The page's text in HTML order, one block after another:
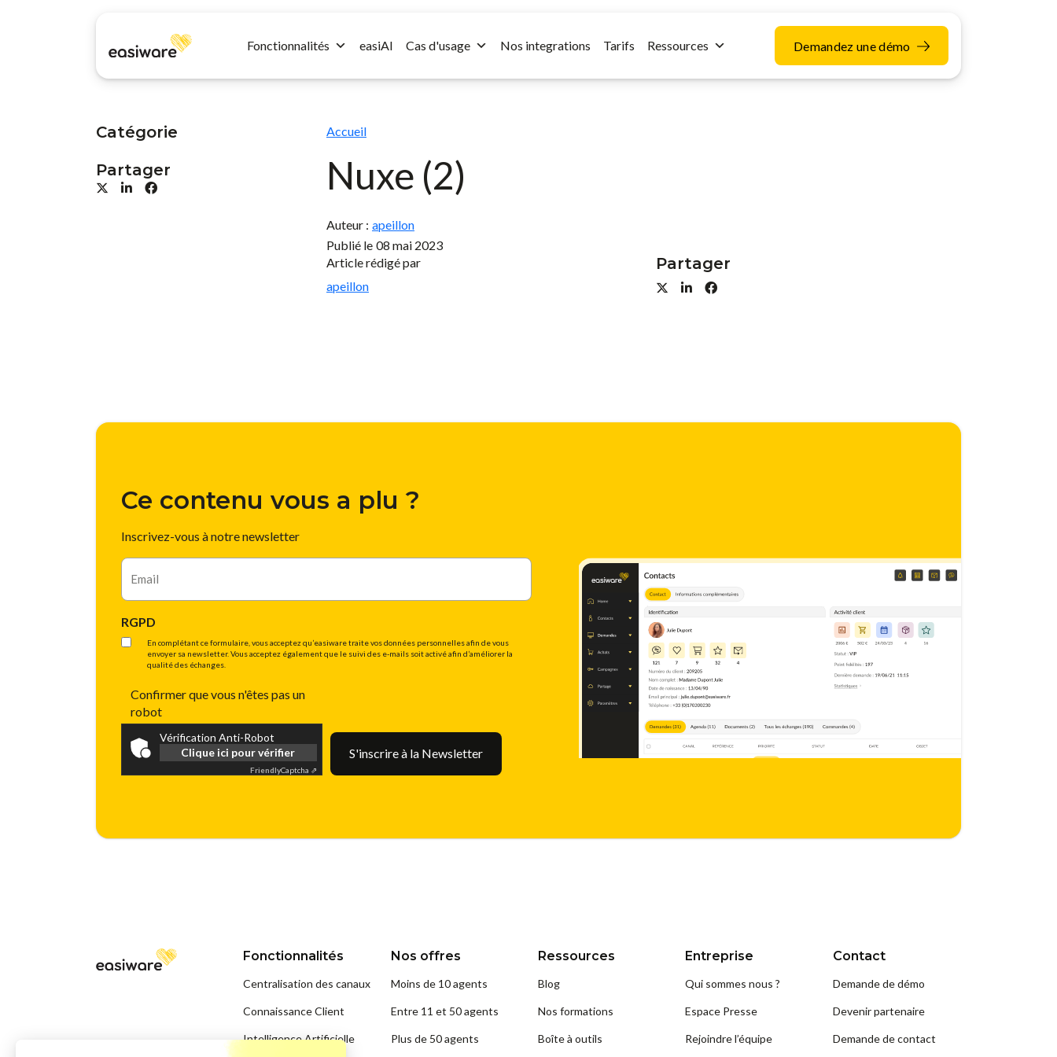
Fonctionnalités easiAI Cas d'usage Nos integrations Tarifs Ressources Demandez une démo
Catégorie
Partager
Accueil
Nuxe (2)
Auteur : apeillon
Publié le 08 mai 2023
Article rédigé par
apeillon
Partager
Ce contenu vous a plu ?
Inscrivez-vous à notre newsletter
E-
mail
RGPD
En complétant ce formulaire, vous acceptez qu’easiware traite vos données personnelles afin de vous
envoyer sa newsletter. Vous acceptez également que le suivi des e-mails soit activé afin d’améliorer la
qualité des échanges.
Confirmer que vous n'êtes pas un
robot
Vérification Anti-Robot
Clique ici pour vérifier
FriendlyCaptcha ⇗
Fonctionnalités
Centralisation des canaux
Connaissance Client
Intelligence Artificielle
Nos offres
Moins de 10 agents
Entre 11 et 50 agents
Plus de 50 agents
Ressources
Blog
Nos formations
Boîte à outils
Entreprise
Qui sommes nous ?
Espace Presse
Rejoindre l’équipe
Contact
Demande de démo
Devenir partenaire
Demande de contact